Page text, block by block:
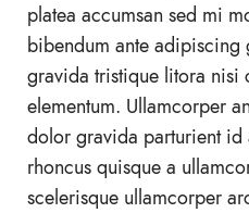
platea accumsan sed mi
bibendum ante adipiscing
gravida tristique litora nisi
elementum. Ullamcorper
dolor gravida parturient
rhoncus quisque a
scelerisque ullamcorper